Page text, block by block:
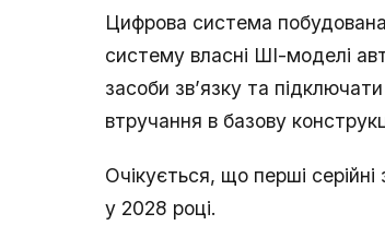
Цифрова система
систему власні ШІ-моделі
засоби зв’язку та
втручання в базову
Очікується, що перші
у 2028 році.